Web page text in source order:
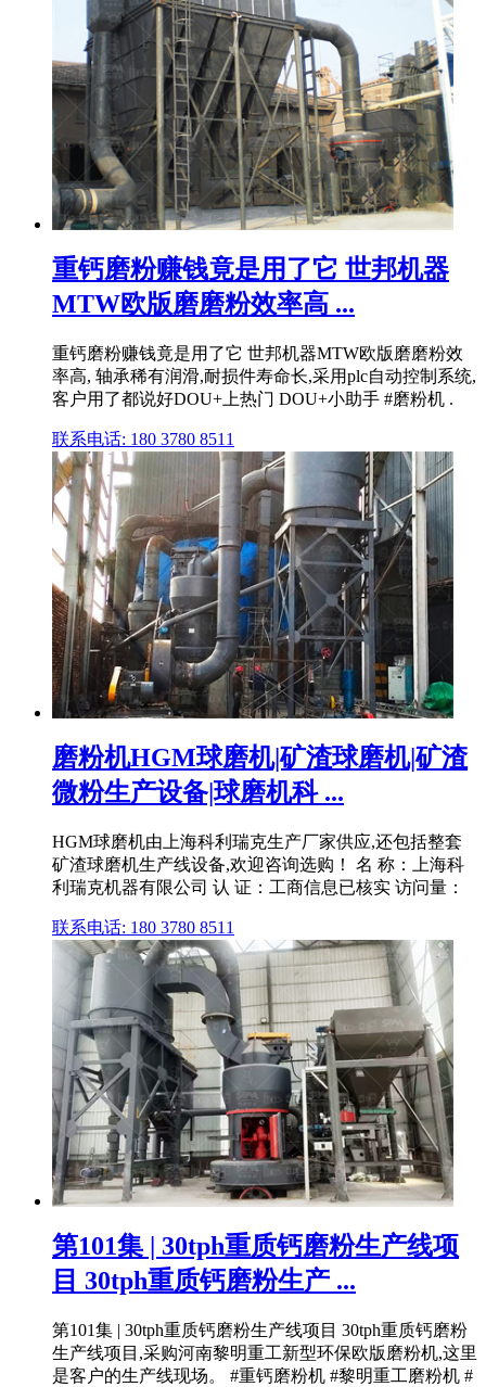
重钙磨粉赚钱竟是用了它 世邦机器
MTW欧版磨磨粉效率高 ...
重钙磨粉赚钱竟是用了它 世邦机器MTW欧版磨磨粉效
率高, 轴承稀有润滑,耐损件寿命长,采用plc自动控制系统,
客户用了都说好DOU+上热门 DOU+小助手 #磨粉机 .
联系电话: 180 3780 8511
磨粉机HGM球磨机|矿渣球磨机|矿渣
微粉生产设备|球磨机科 ...
HGM球磨机由上海科利瑞克生产厂家供应,还包括整套
矿渣球磨机生产线设备,欢迎咨询选购！ 名 称：上海科
利瑞克机器有限公司 认 证：工商信息已核实 访问量：
联系电话: 180 3780 8511
第101集 | 30tph重质钙磨粉生产线项
目 30tph重质钙磨粉生产 ...
第101集 | 30tph重质钙磨粉生产线项目 30tph重质钙磨粉
生产线项目,采购河南黎明重工新型环保欧版磨粉机,这里
是客户的生产线现场。 #重钙磨粉机 #黎明重工磨粉机 #